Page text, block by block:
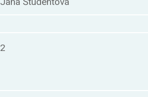
2